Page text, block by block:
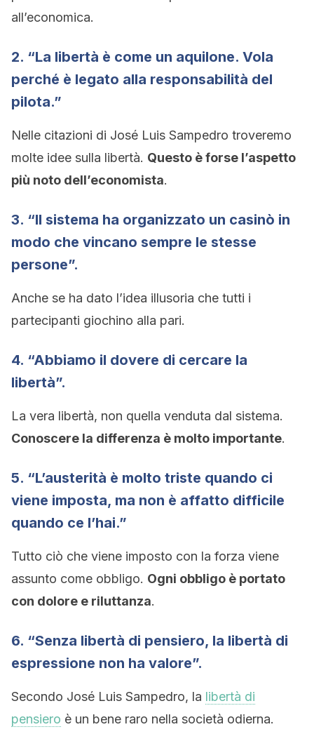
all’economica.
2. “La libertà è come un aquilone. Vola
perché è legato alla responsabilità del
pilota.”
Nelle citazioni di José Luis Sampedro troveremo
molte idee sulla libertà. Questo è forse l’aspetto
più noto dell’economista.
3. “Il sistema ha organizzato un casinò in
modo che vincano sempre le stesse
persone”.
Anche se ha dato l’idea illusoria che tutti i
partecipanti giochino alla pari.
4. “Abbiamo il dovere di cercare la
libertà”.
La vera libertà, non quella venduta dal sistema.
Conoscere la differenza è molto importante.
5. “L’austerità è molto triste quando ci
viene imposta, ma non è affatto difficile
quando ce l’hai.”
Tutto ciò che viene imposto con la forza viene
assunto come obbligo. Ogni obbligo è portato
con dolore e riluttanza.
6. “Senza libertà di pensiero, la libertà di
espressione non ha valore”.
Secondo José Luis Sampedro, la libertà di
pensiero è un bene raro nella società odierna.